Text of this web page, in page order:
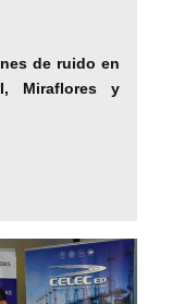
de ruido en
Miraflores y